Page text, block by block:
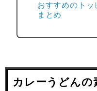
おすすめのトッ
まとめ
カレーうどんの